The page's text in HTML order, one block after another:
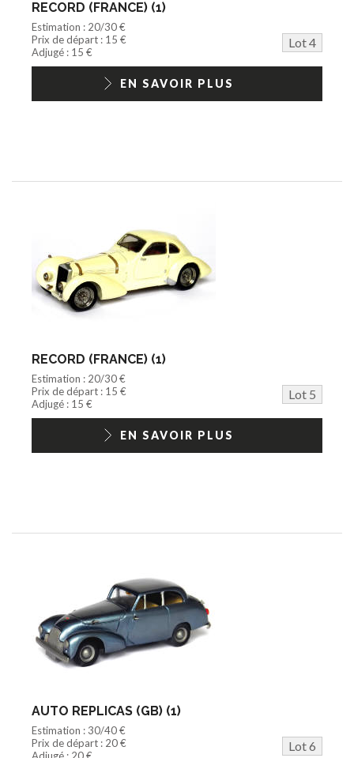
RECORD (FRANCE) (1)
Estimation : 20/30 €
Prix de départ : 15 €
Lot 4
Adjugé : 15 €
EN SAVOIR PLUS
RECORD (FRANCE) (1)
Estimation : 20/30 €
Prix de départ : 15 €
Lot 5
Adjugé : 15 €
EN SAVOIR PLUS
AUTO REPLICAS (GB) (1)
Estimation : 30/40 €
Prix de départ : 20 €
Lot 6
Adjugé : 20 €